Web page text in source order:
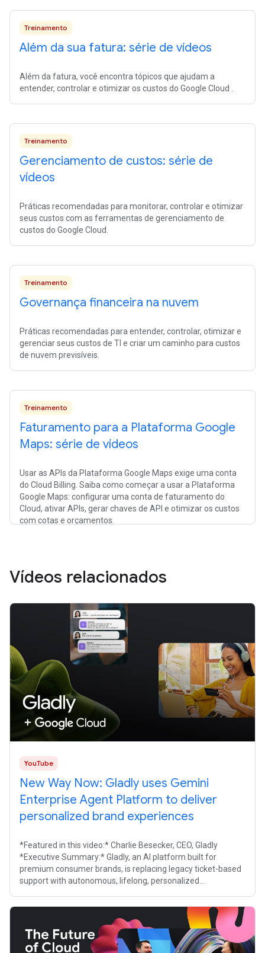
Treinamento
Além da sua fatura: série de vídeos
Além da fatura, você encontra tópicos que ajudam a
entender, controlar e otimizar os custos do Google Cloud .
Treinamento
Gerenciamento de custos: série de
vídeos
Práticas recomendadas para monitorar, controlar e otimizar
seus custos com as ferramentas de gerenciamento de
custos do Google Cloud.
Treinamento
Governança financeira na nuvem
Práticas recomendadas para entender, controlar, otimizar e
gerenciar seus custos de TI e criar um caminho para custos
de nuvem previsíveis.
Treinamento
Faturamento para a Plataforma Google
Maps: série de vídeos
Usar as APIs da Plataforma Google Maps exige uma conta
do Cloud Billing. Saiba como começar a usar a Plataforma
Google Maps: configurar uma conta de faturamento do
Cloud, ativar APIs, gerar chaves de API e otimizar os custos
com cotas e orçamentos.
Vídeos relacionados
YouTube
New Way Now: Gladly uses Gemini
Enterprise Agent Platform to deliver
personalized brand experiences
*Featured in this video:* Charlie Besecker, CEO, Gladly
*Executive Summary:* Gladly, an AI platform built for
premium consumer brands, is replacing legacy ticket-based
support with autonomous, lifelong, personalized